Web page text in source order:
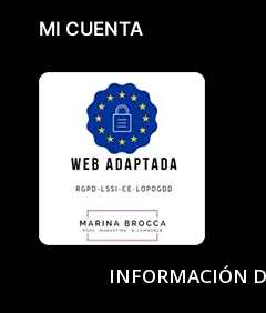
MI CUENTA
INFORMACIÓN